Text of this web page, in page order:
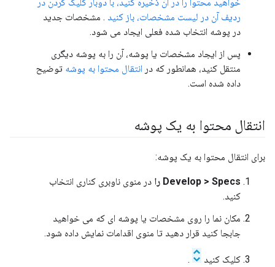
ردیف آن در لیست مشخصات، باز کنید . مشخصات جدید
در پوشه انتخاب شده فعلی ایجاد می شود.
پس از ایجاد مشخصات یا پوشه، آن را به پوشه دیگری
منتقل کنید، همانطور که در انتقال محتوا به پوشه توضیح
داده شده است.
انتقال محتوا به یک پوشه
برای انتقال محتوا به یک پوشه:
Develop > Specs را
در منوی ناوبری کناری انتخاب
کنید.
مکان نما را روی مشخصات یا پوشه ای که می خواهید
جابجا کنید قرار دهید تا منوی اقدامات نمایش داده شود.
کلیک کنید
.